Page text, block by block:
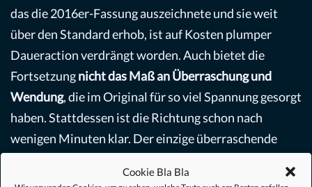
Cookie Bla Bla
das die 2016er-Fassung auszeichnete und sie weit
über den Standard erhob, ist auf Kosten plumper
Daueraction verdrängt worden. Auch bietet die
Fortsetzungnicht das Maß an Überraschung und
Wendung, die im Original für so viel Spannung gesorgt
haben. Stattdessen ist die Richtung schon nach
wenigen Minuten klar. Der einzige überraschende
psychotischen Anführers Raylan, sich Phoenix